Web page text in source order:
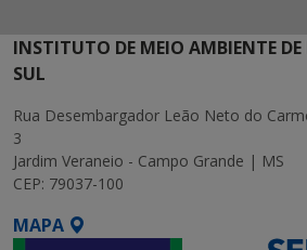
INSTITUTO DE MEIO AMBIENTE
SUL
Rua Desembargador Leão Neto do
3
Jardim Veraneio - Campo Grande | MS
CEP: 79037-100
MAPA